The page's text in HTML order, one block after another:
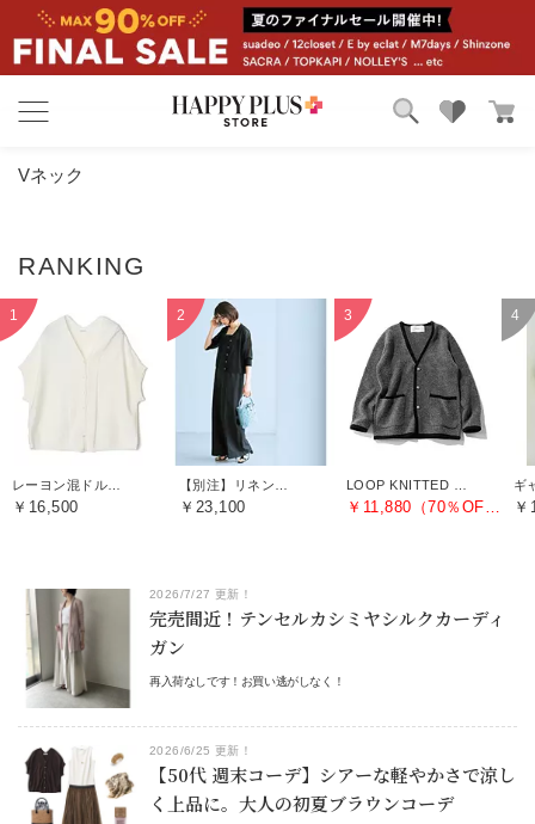
カテゴリ
お気に入り
Vネック
￥16,500 ￥23,100 ￥11,880（70％OFF）
2026/7/27 更新！
完売間近！テンセルカシミヤシルクカーディ
ガン
再入荷なしです！お買い逃がしなく！
2026/6/25 更新！
【50代 週末コーデ】シアーな軽やかさで涼し
く上品に。大人の初夏ブラウンコーデ